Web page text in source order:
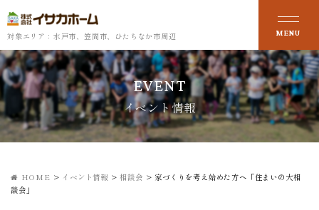
対象エリア：水戸市、笠間市、ひたちなか市周辺
EVENT
イベント情報
HOME > イベント情報 > 相談会 > 家づくりを考え始めた方へ「住まいの大相
談会」